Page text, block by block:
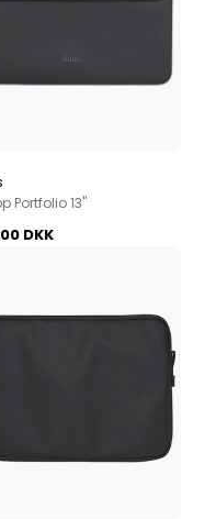
Portfolio 13"
DKK